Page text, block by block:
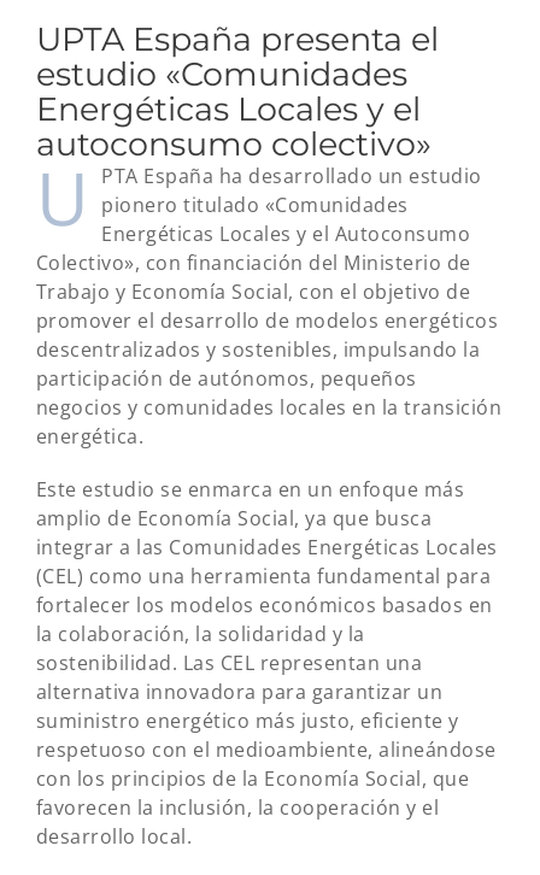
UPTA España presenta el
estudio «Comunidades
Energéticas Locales y el
autoconsumo colectivo»
U
PTA España ha desarrollado un estudio
pionero titulado «Comunidades
Energéticas Locales y el Autoconsumo
Colectivo», con financiación del Ministerio de
Trabajo y Economía Social, con el objetivo de
promover el desarrollo de modelos energéticos
descentralizados y sostenibles, impulsando la
participación de autónomos, pequeños
negocios y comunidades locales en la transición
energética.
Este estudio se enmarca en un enfoque más
amplio de Economía Social, ya que busca
integrar a las Comunidades Energéticas Locales
(CEL) como una herramienta fundamental para
fortalecer los modelos económicos basados en
la colaboración, la solidaridad y la
sostenibilidad. Las CEL representan una
alternativa innovadora para garantizar un
suministro energético más justo, eficiente y
respetuoso con el medioambiente, alineándose
con los principios de la Economía Social, que
favorecen la inclusión, la cooperación y el
desarrollo local.